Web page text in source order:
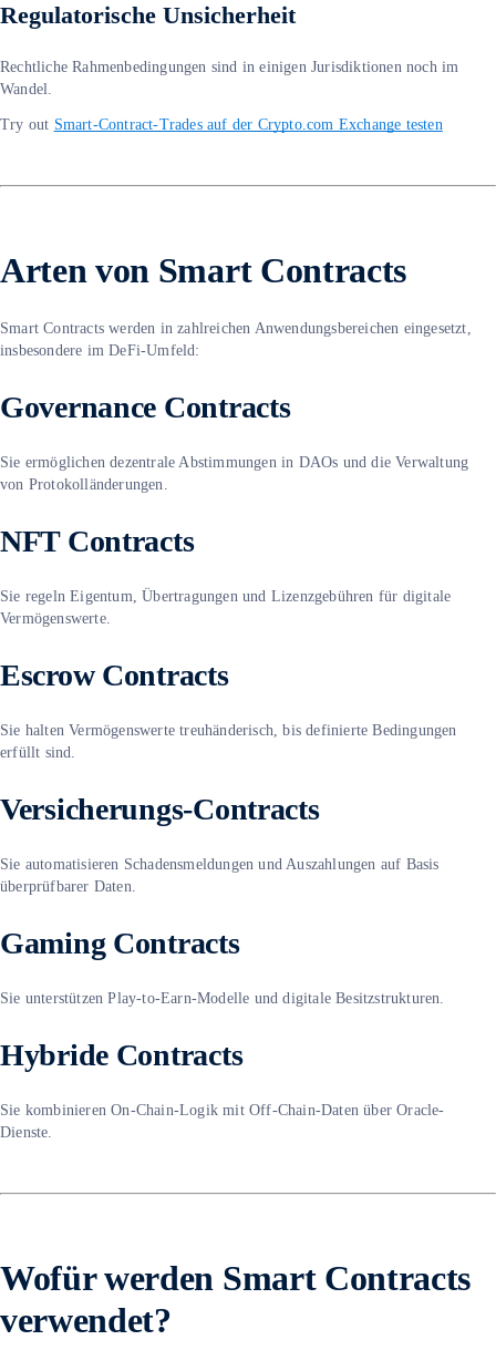
Regulatorische Unsicherheit
Rechtliche Rahmenbedingungen sind in einigen Jurisdiktionen noch im
Wandel.
Try out Smart-Contract-Trades auf der Crypto.com Exchange testen
Arten von Smart Contracts
Smart Contracts werden in zahlreichen Anwendungsbereichen eingesetzt,
insbesondere im DeFi-Umfeld:
Governance Contracts
Sie ermöglichen dezentrale Abstimmungen in DAOs und die Verwaltung
von Protokolländerungen.
NFT Contracts
Sie regeln Eigentum, Übertragungen und Lizenzgebühren für digitale
Vermögenswerte.
Escrow Contracts
Sie halten Vermögenswerte treuhänderisch, bis definierte Bedingungen
erfüllt sind.
Versicherungs-Contracts
Sie automatisieren Schadensmeldungen und Auszahlungen auf Basis
überprüfbarer Daten.
Gaming Contracts
Sie unterstützen Play-to-Earn-Modelle und digitale Besitzstrukturen.
Hybride Contracts
Sie kombinieren On-Chain-Logik mit Off-Chain-Daten über Oracle-
Dienste.
Wofür werden Smart Contracts
verwendet?